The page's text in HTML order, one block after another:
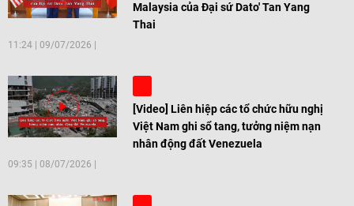
Malaysia của Đại sứ Dato' Tan Yang
Thai
11:24 09/07/2026
[Video] Liên hiệp các tổ chức hữu nghị
Việt Nam ghi sổ tang, tưởng niệm nạn
nhân động đất Venezuela
09:35 08/07/2026